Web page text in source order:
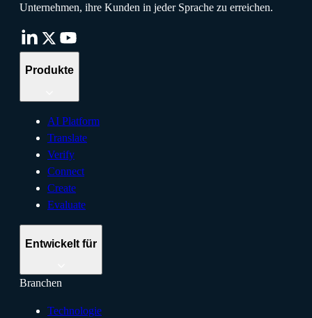
Unternehmen, ihre Kunden in jeder Sprache zu erreichen.
Produkte
AI Platform
Translate
Verify
Connect
Create
Evaluate
Entwickelt für
Branchen
Technologie